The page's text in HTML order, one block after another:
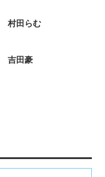
村田らむ
吉田豪